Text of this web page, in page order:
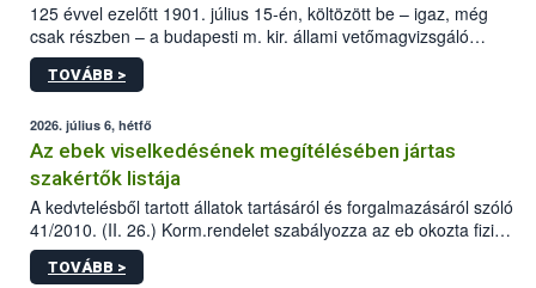
125 évvel ezelőtt 1901. július 15-én, költözött be – igaz, még
csak részben – a budapesti m. kir. állami vetőmagvizsgáló
állomás a Kis Rókus utca 15. szám alatti, Czigler Győző által
tervezett új épületébe.
TOVÁBB >
2026. július 6, hétfő
Az ebek viselkedésének megítélésében jártas
szakértők listája
A kedvtelésből tartott állatok tartásáról és forgalmazásáról szóló
41/2010. (II. 26.) Korm.rendelet szabályozza az eb okozta fizikai
sérülés, illetve ennek veszélye keletkezésekor felmerülő
hatósági feladatokat, valamint a veszélyes eb tartását és annak
TOVÁBB >